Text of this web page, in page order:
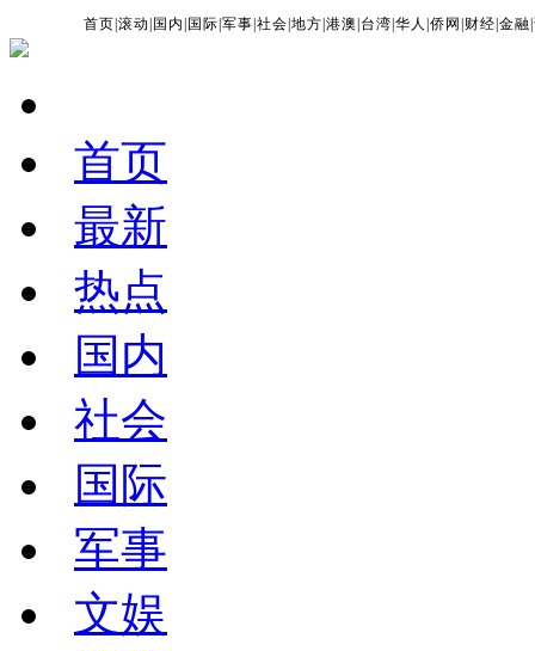
首页 |滚动 国内 国际 |军事 |社会 |地方 |港澳 台湾 |华人 |侨网 财经 |金融 |
首页
最新
热点
国内
社会
国际
军事
文娱